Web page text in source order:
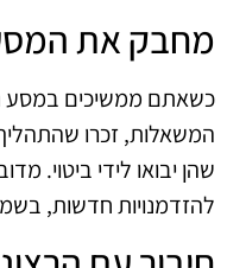
מחבק את
כשאתם ממשיכים
המשאלות, זכרו
שהן יבואו לידי ביטוי.
להזדמנויות חדשות,